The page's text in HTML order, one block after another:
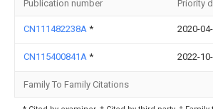
Publication number Priority
CN111482238A * 2020-
CN115400841A * 2022-
Family To Family Citations